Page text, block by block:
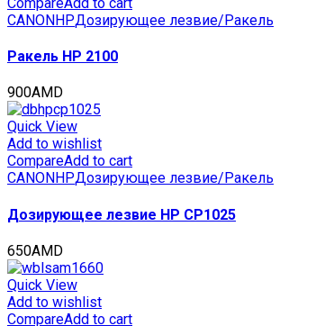
CANONHPДозирующее лезвие/Ракель
Ракель HP 2100
900AMD
Quick View
Add to wishlist
CompareAdd to cart
CANON HPДозирующее лезвие/Ракель
Дозирующее лезвие HP CP1025
650AMD
Quick View
Add to wishlist
CompareAdd to cart